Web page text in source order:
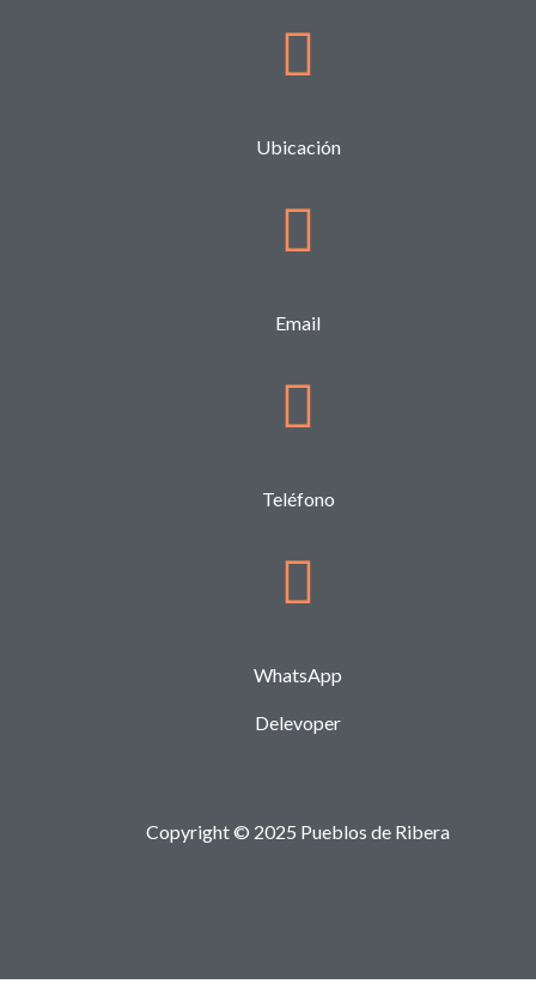
Ubicación
Email
Teléfono
WhatsApp
Delevoper
Copyright © 2025 Pueblos de Ribera